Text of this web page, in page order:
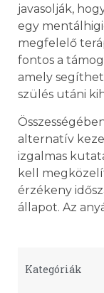
javasolják,
egy
megfelelő
fontos a
amely
szülés utáni
alternatív
izgalmas
kell
érzékeny
állapot. Az
Kategóriák